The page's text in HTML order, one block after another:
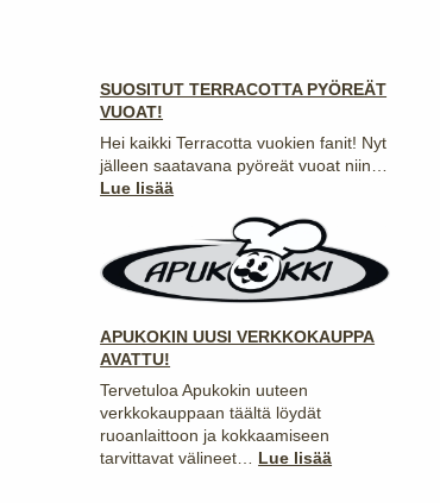
SUOSITUT TERRACOTTA PYÖREÄT
VUOAT!
Hei kaikki Terracotta vuokien fanit! Nyt
jälleen saatavana pyöreät vuoat niin…
Lue lisää
TERRACOTTA
PYÖREÄT
VUOAT!
APUKOKIN UUSI VERKKOKAUPPA
AVATTU!
Tervetuloa Apukokin uuteen
verkkokauppaan täältä löydät
ruoanlaittoon ja kokkaamiseen
tarvittavat välineet… Lue lisää